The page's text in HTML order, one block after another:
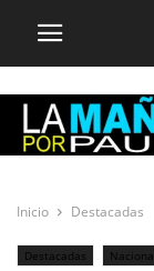
Inicio Destacadas
Destacadas Nacional